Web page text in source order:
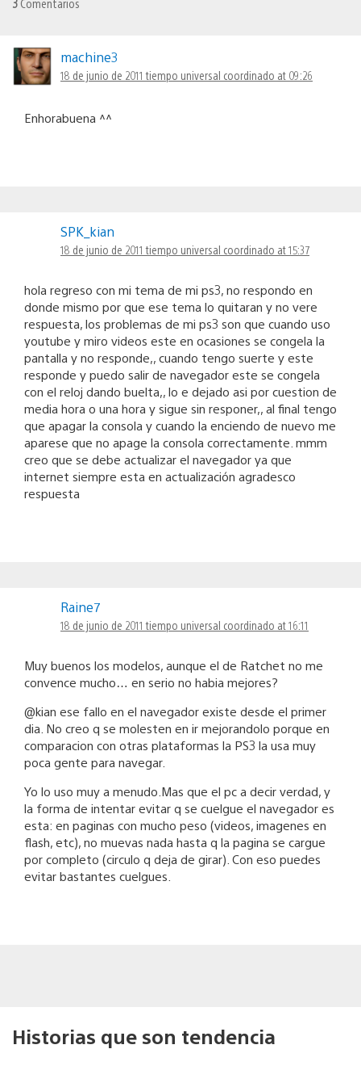
machine3
18 de junio de 2011 tiempo universal coordinado at 09:26
Enhorabuena ^^
SPK_kian
18 de junio de 2011 tiempo universal coordinado at 15:37
hola regreso con mi tema de mi ps3, no respondo en
donde mismo por que ese tema lo quitaran y no vere
respuesta, los problemas de mi ps3 son que cuando uso
youtube y miro videos este en ocasiones se congela la
pantalla y no responde,, cuando tengo suerte y este
responde y puedo salir de navegador este se congela
con el reloj dando buelta,, lo e dejado asi por cuestion de
media hora o una hora y sigue sin responer,, al final tengo
que apagar la consola y cuando la enciendo de nuevo me
aparese que no apage la consola correctamente. mmm
creo que se debe actualizar el navegador ya que
internet siempre esta en actualización agradesco
respuesta
Raine7
18 de junio de 2011 tiempo universal coordinado at 16:11
Muy buenos los modelos, aunque el de Ratchet no me
convence mucho… en serio no habia mejores?
@kian ese fallo en el navegador existe desde el primer
dia. No creo q se molesten en ir mejorandolo porque en
comparacion con otras plataformas la PS3 la usa muy
poca gente para navegar.
Yo lo uso muy a menudo.Mas que el pc a decir verdad, y
la forma de intentar evitar q se cuelgue el navegador es
esta: en paginas con mucho peso (videos, imagenes en
flash, etc), no muevas nada hasta q la pagina se cargue
por completo (circulo q deja de girar). Con eso puedes
evitar bastantes cuelgues.
Historias que son tendencia